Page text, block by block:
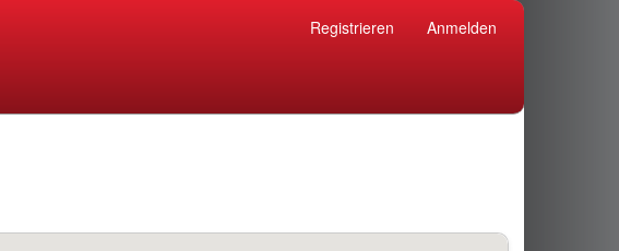
Registrieren Anmelden